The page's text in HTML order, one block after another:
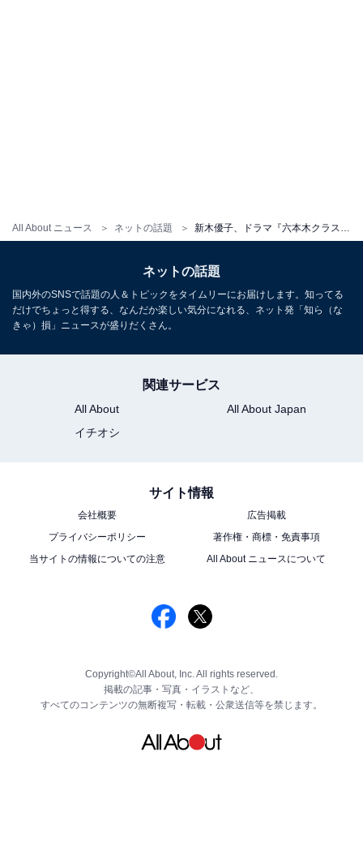
All About ニュース ネットの話題
ネットの話題
国内外のSNSで話題の人＆トピックをタイムリーにお届けします。知ってる
だけでちょっと得する、なんだか楽しい気分になれる、ネット発「知ら（な
きゃ）損」ニュースが盛りだくさん。
関連サービス
All About
All About Japan
イチオシ
サイト情報
会社概要
広告掲載
プライバシーポリシー
著作権・商標・免責事項
当サイトの情報についての注意
All About ニュースについて
Copyright©All About, Inc. All rights reserved.
掲載の記事・写真・イラストなど、
すべてのコンテンツの無断複写・転載・公衆送信等を禁じます。